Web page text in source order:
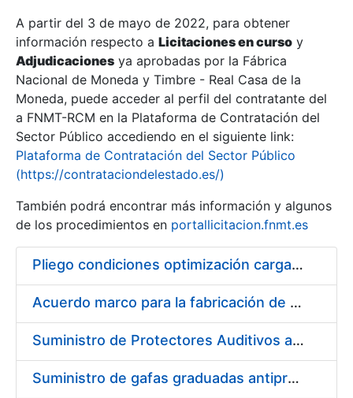
Show/Hide
Show/Hide
Show/Hide
A partir del 3 de mayo de 2022, para obtener
información respecto a Licitaciones en curso y
Adjudicaciones ya aprobadas por la Fábrica
Nacional de Moneda y Timbre - Real Casa de la
Moneda, puede acceder al perfil del contratante del
a FNMT-RCM en la Plataforma de Contratación del
Sector Público accediendo en el siguiente link:
Plataforma de Contratación del Sector Público
(https://contrataciondelestado.es/)
También podrá encontrar más información y algunos
de los procedimientos en portallicitacion.fnmt.es
Pliego condiciones optimización cargas compras firmado
Acuerdo marco para la fabricación de piezas
Suministro de Protectores Auditivos a medida para las personas trabajadoras de los Centros de Trabajo de Madrid y Burgos
Suministro de gafas graduadas antiproyecciones para los trabajadores de la FNMT-RCM en los centros de trabajo de Madrid y Burgos